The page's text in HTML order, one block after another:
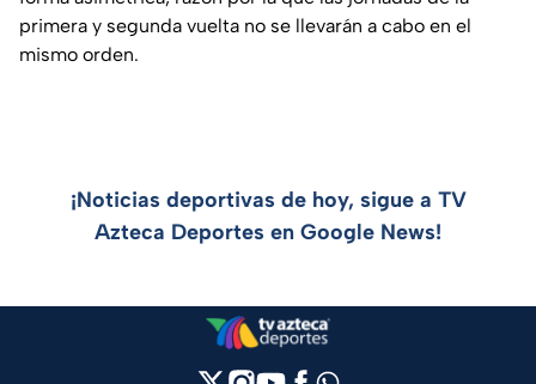
primera y segunda vuelta no se llevarán a cabo en el
mismo orden.
¡Noticias deportivas de hoy, sigue a TV
Azteca Deportes en Google News!